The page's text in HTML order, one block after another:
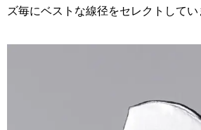
ズ毎にベストな線径をセレクトしてい